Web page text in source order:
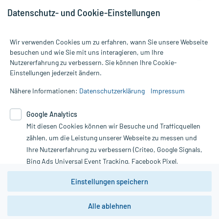
Alle Preise gelten inkl. MwSt., ggf. zzgl. Versandkosten
Informationen auf dieser Website werden ausschließlich für
die Untersuchung und Behandlung durch einen Arzt. Bitte
Therapien eingeleitet werden können. | Diese Webseite benutzt
Google Analytics. Lesen Sie bitte dazu die wichtigen Hinweise in
unserer Datenschutzerklärung. Für den Widerruf einer Bestellung
nutzen Sie das Formular:
Vertrag widerrufen
*Hinweise zu unseren Aktionen und Bewertungen
Datenschutz- und Cookie-Einstellungen
Wir verwenden Cookies um zu erfahren, wann Sie unsere Webseite
besuchen und wie Sie mit uns interagieren, um Ihre
Nutzererfahrung zu verbessern. Sie können Ihre Cookie-
Einstellungen jederzeit ändern.
Nähere Informationen: Datenschutzerklärung Impressum
Google Analytics
Mit diesen Cookies können wir Besuche und Trafficquellen
zählen, um die Leistung unserer Webseite zu messen und
Ihre Nutzererfahrung zu verbessern (Criteo, Google Signals,
Bing Ads Universal Event Tracking, Facebook Pixel,
Youtube-Social Plugin).
Wir weisen darauf hin, dass die
zwingend den Europäischen Anforderungen gem. EU-
DSGVO genügen und ein Datentransfer in Drittstaaten bzw.
Einstellungen speichern
Alle ablehnen